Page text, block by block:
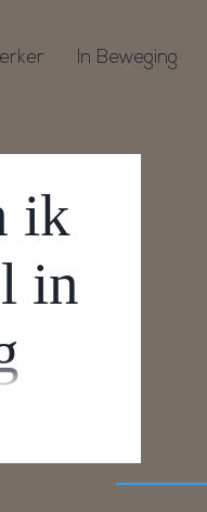
In Beweging
ik
in
in, dan blijkt de